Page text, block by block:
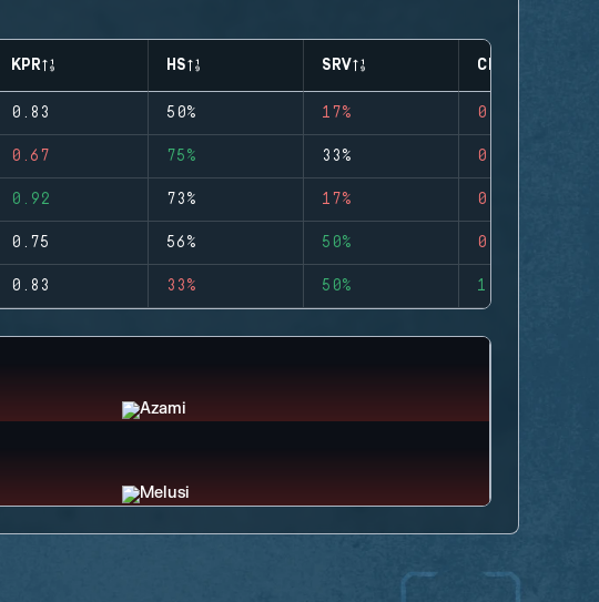
KPR HS SRV CLUTCHES
0.83 50% 17% 0
0.67 75% 33% 0
0.92 73% 17% 0
0.75 56% 50% 0
0.83 33% 50% 1